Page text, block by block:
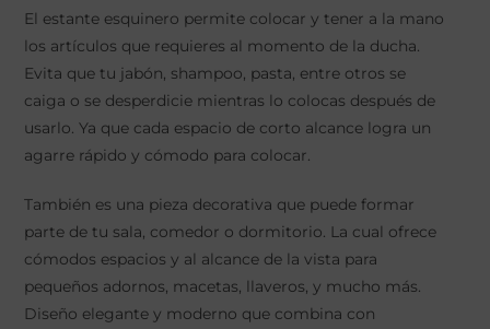
El estante esquinero permite colocar y tener a la mano
los artículos que requieres al momento de la ducha.
Evita que tu jabón, shampoo, pasta, entre otros se
caiga o se desperdicie mientras lo colocas después de
usarlo. Ya que cada espacio de corto alcance logra un
agarre rápido y cómodo para colocar.
También es una pieza decorativa que puede formar
parte de tu sala, comedor o dormitorio. La cual ofrece
cómodos espacios y al alcance de la vista para
pequeños adornos, macetas, llaveros, y mucho más.
Diseño elegante y moderno que combina con